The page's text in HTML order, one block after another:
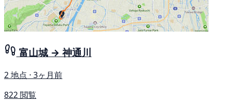
富山城 → 神通川
2 地点 · 3ヶ月前
822 閲覧